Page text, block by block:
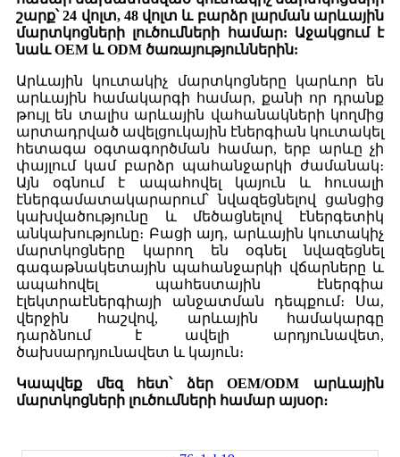
շարք՝ 24 վոլտ, 48 վոլտ և բարձր լարման արևային
մարտկոցների լուծումների համար: Աջակցում է
նաև OEM և ODM ծառայություններին:
Արևային կուտակիչ մարտկոցները կարևոր են
արևային համակարգի համար, քանի որ դրանք
թույլ են տալիս արևային վահանակների կողմից
արտադրված ավելցուկային էներգիան կուտակել
հետագա օգտագործման համար, երբ արևը չի
փայլում կամ բարձր պահանջարկի ժամանակ։
Այն օգնում է ապահովել կայուն և հուսալի
էներգամատակարարում՝ նվազեցնելով ցանցից
կախվածությունը և մեծացնելով էներգետիկ
անկախությունը։ Բացի այդ, արևային կուտակիչ
մարտկոցները կարող են օգնել նվազեցնել
գագաթնակետային պահանջարկի վճարները և
ապահովել պահեստային էներգիա
էլեկտրաէներգիայի անջատման դեպքում։ Սա,
վերջին հաշվով, արևային համակարգը
դարձնում է ավելի արդյունավետ,
ծախսարդյունավետ և կայուն։
Կապվեք մեզ հետ՝ ձեր OEM/ODM արևային
մարտկոցների լուծումների համար այսօր։